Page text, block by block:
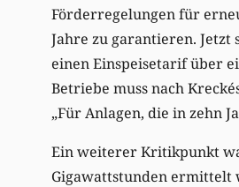
Förderregelungen für
Jahre zu garantieren.
einen Einspeisetarif über
Betriebe muss nach
„Für Anlagen, die in zehn
Ein weiterer Kritikpunkt
Gigawattstunden ermittelt